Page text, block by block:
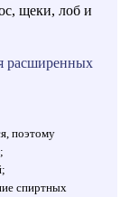
щеки, лоб и
расширенных
поэтому
спиртных